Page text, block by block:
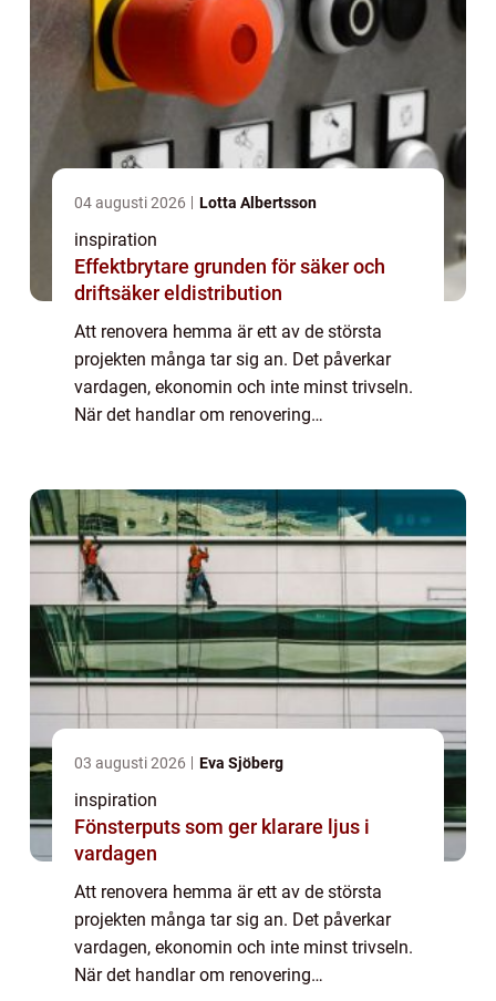
04 augusti 2026 Lotta Albertsson
inspiration
Effektbrytare grunden för säker och
driftsäker eldistribution
Att renovera hemma är ett av de största
projekten många tar sig an. Det påverkar
vardagen, ekonomin och inte minst trivseln.
När det handlar om renovering
03 augusti 2026 Eva Sjöberg
inspiration
Fönsterputs som ger klarare ljus i
vardagen
Att renovera hemma är ett av de största
projekten många tar sig an. Det påverkar
vardagen, ekonomin och inte minst trivseln.
När det handlar om renovering